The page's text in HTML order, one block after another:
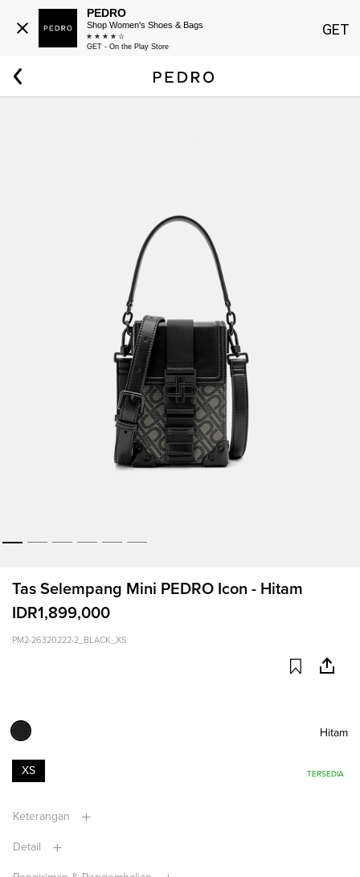
Tas Selempang Mini PEDRO Icon - Hitam
IDR1,899,000
PM2-26320222-2_BLACK_XS
Hitam
XS TERSEDIA
Keterangan
Detail
PEDRO
Shop Women's Shoes & Bags
GET - On the Play Store
GET